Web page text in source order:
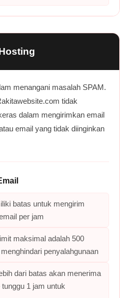
menangani masalah SPAM.
tidak
dalam mengirimkan email
email yang tidak diinginkan
batas untuk mengirim
per jam
maksimal adalah 500
penyalahgunaan
dari batas akan menerima
1 jam untuk